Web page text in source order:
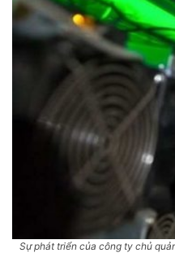
Sự phát triển của công ty chủ